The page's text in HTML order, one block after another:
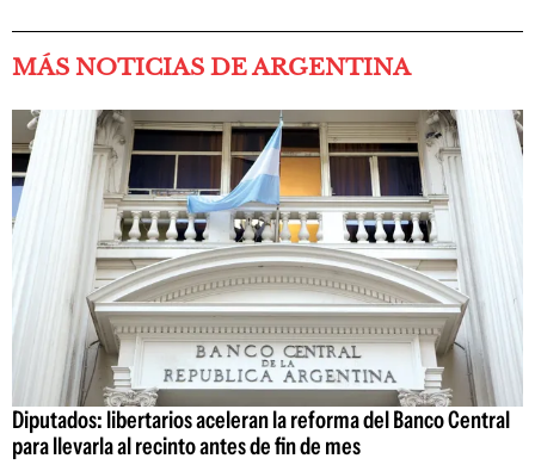
MÁS NOTICIAS DE ARGENTINA
Diputados: libertarios aceleran la reforma del Banco Central
para llevarla al recinto antes de fin de mes